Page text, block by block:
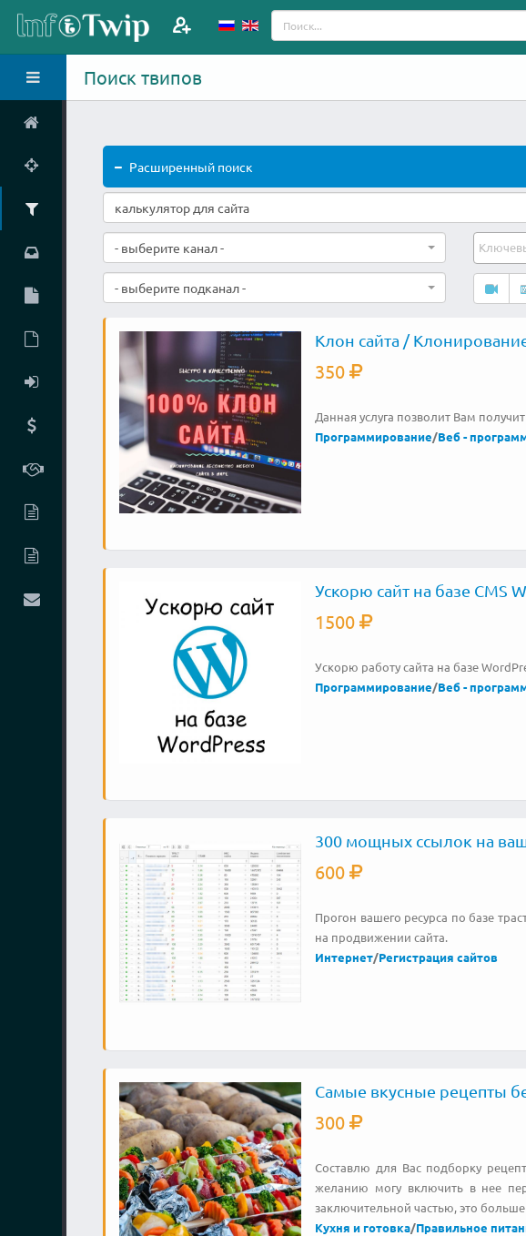
Поиск твипов
Расширенный поиск
- выберите канал -
- выберите подканал -
Клон сайта /
350
Данная услуга позволит Вам
Программирование/Веб -
Ускорю сайт на базе CMS
1500
Ускорю работу сайта на базе
Программирование/Веб -
300 мощных ссылок на
600
Прогон вашего ресурса по базе
на продвижении сайта.
Интернет/Регистрация сайтов
Самые вкусные рецепты
300
Составлю для Вас подборку
желанию могу включить в нее
заключительной частью, это
Кухня и готовка/Правильное